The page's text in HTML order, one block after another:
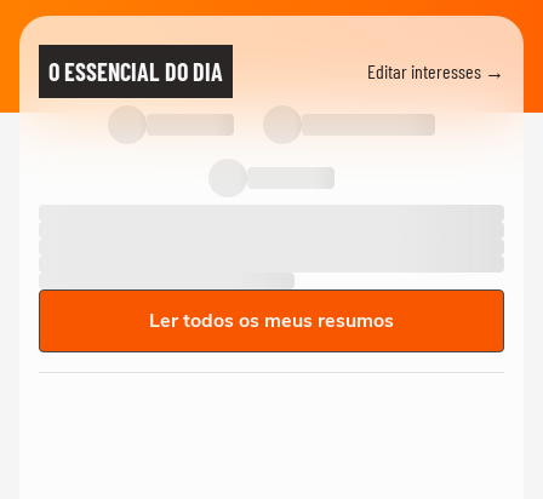
O ESSENCIAL DO DIA Editar interesses →
Ler todos os meus resumos